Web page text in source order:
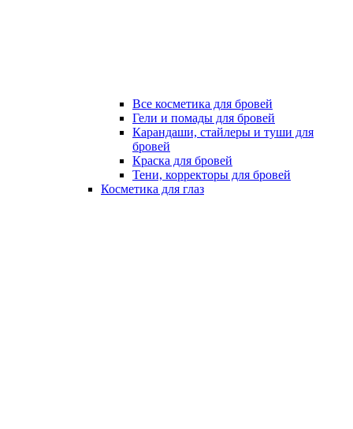
Все косметика для бровей
Гели и помады для бровей
Карандаши, стайлеры и туши для
бровей
Краска для бровей
Тени, корректоры для бровей
Косметика для глаз